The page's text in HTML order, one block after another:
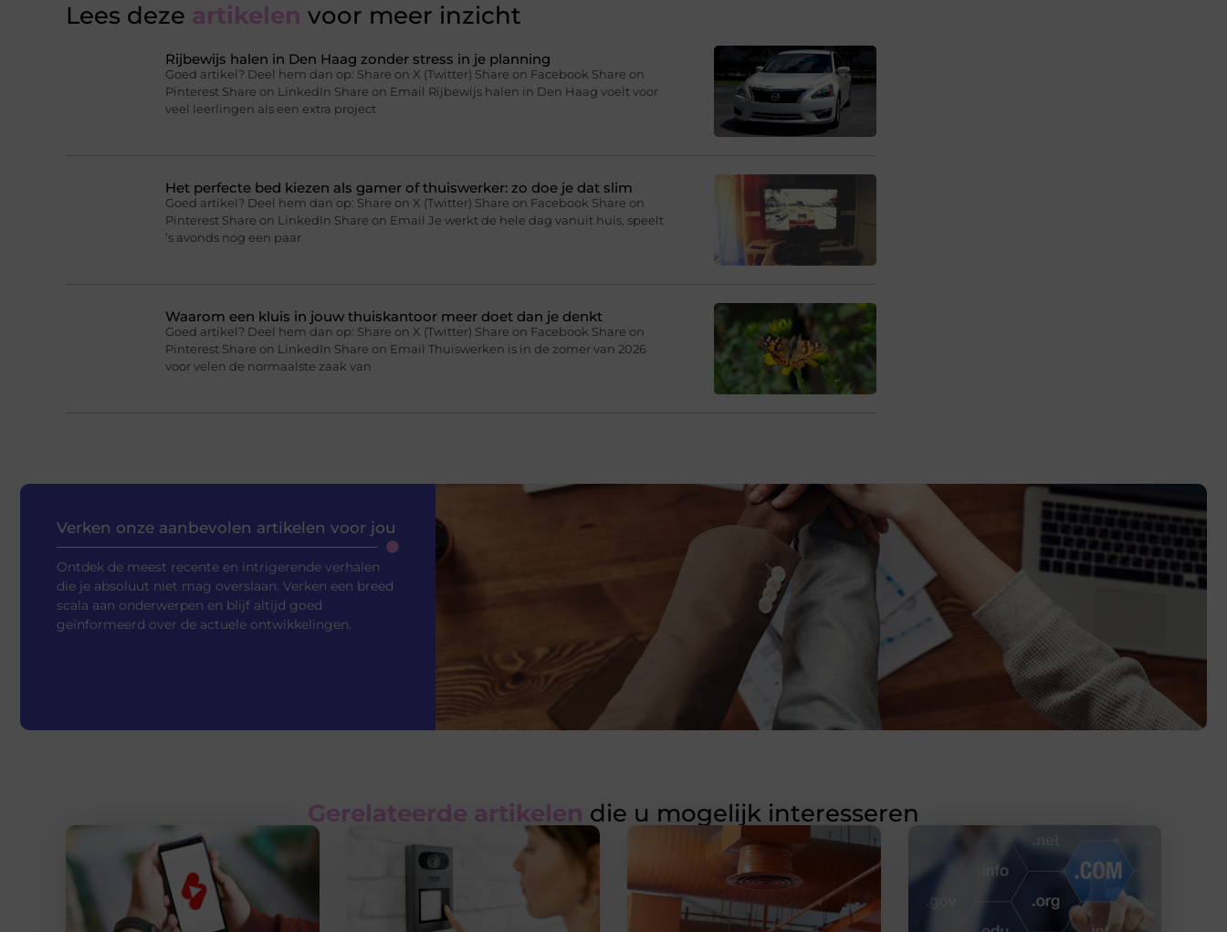
Lees deze artikelen voor meer inzicht
Rijbewijs halen in Den Haag zonder stress in je planning
Goed artikel? Deel hem dan op: Share on X (Twitter) Share on Facebook Share on
Pinterest Share on LinkedIn Share on Email Rijbewijs halen in Den Haag voelt voor
veel leerlingen als een extra project
Het perfecte bed kiezen als gamer of thuiswerker: zo doe je dat slim
Goed artikel? Deel hem dan op: Share on X (Twitter) Share on Facebook Share on
Pinterest Share on LinkedIn Share on Email Je werkt de hele dag vanuit huis, speelt
’s avonds nog een paar
Waarom een kluis in jouw thuiskantoor meer doet dan je denkt
Goed artikel? Deel hem dan op: Share on X (Twitter) Share on Facebook Share on
Pinterest Share on LinkedIn Share on Email Thuiswerken is in de zomer van 2026
voor velen de normaalste zaak van
Verken onze aanbevolen artikelen voor jou
Ontdek de meest recente en intrigerende verhalen
die je absoluut niet mag overslaan. Verken een breed
scala aan onderwerpen en blijf altijd goed
geïnformeerd over de actuele ontwikkelingen.
Gerelateerde artikelen die u mogelijk interesseren